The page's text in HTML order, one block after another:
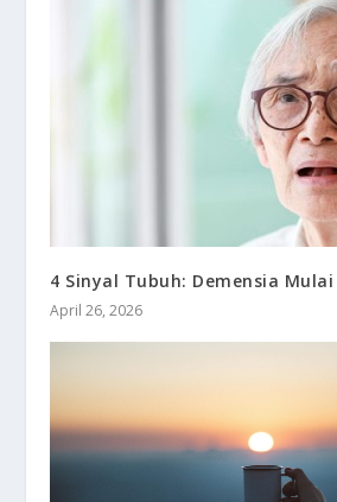
4 Sinyal Tubuh: Demensia
April 26, 2026